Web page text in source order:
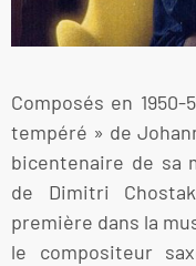
Composés en
tempéré » de
bicentenaire de sa
de Dimitri
première dans la
le compositeur